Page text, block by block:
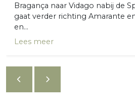
Bragança naar Vidago nabij de
gaat verder richting Amarante
en...
Lees meer